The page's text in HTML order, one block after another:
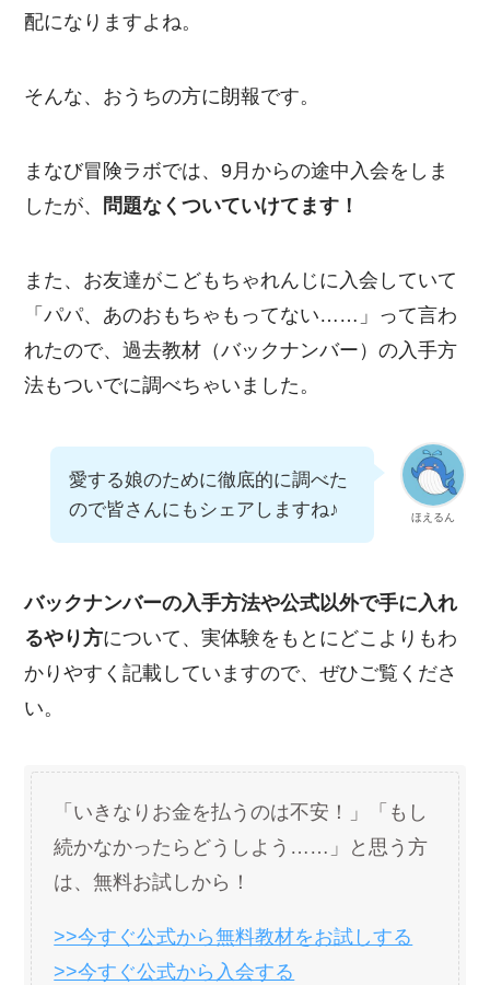
配になりますよね。
そんな、おうちの方に朗報です。
まなび冒険ラボでは、9月からの途中入会をしま
したが、
問題なくついていけてます！
また、お友達がこどもちゃれんじに入会していて
「パパ、あのおもちゃもってない……」って言わ
れたので、過去教材（バックナンバー）の入手方
法もついでに調べちゃいました。
ほえるん
愛する娘のために徹底的に調べた
ので皆さんにもシェアしますね♪
バックナンバーの入手方法や公式以外で手に入れ
るやり方について、実体験をもとにどこよりもわ
かりやすく記載していますので、ぜひご覧くださ
い。
「いきなりお金を払うのは不安！」「もし
続かなかったらどうしよう……」と思う方
は、無料お試しから！
>>今すぐ公式から無料教材をお試しする
>>今すぐ公式から入会する